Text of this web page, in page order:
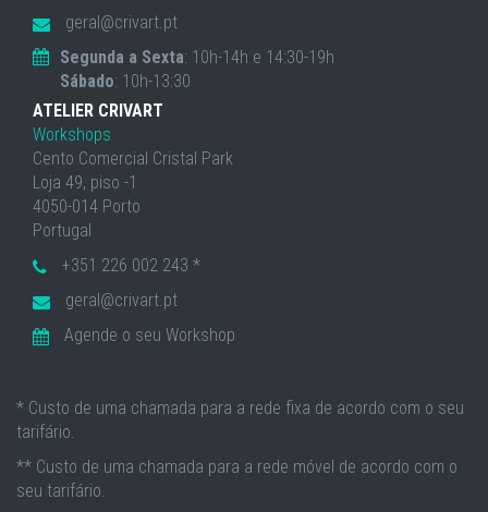
geral@crivart.pt
Segunda a Sexta: 10h-14h e 14:30-19h
Sábado: 10h-13:30
ATELIER CRIVART
Workshops
Cento Comercial Cristal Park
Loja 49, piso -1
4050-014 Porto
Portugal
+351 226 002 243 *
geral@crivart.pt
Agende o seu Workshop
* Custo de uma chamada para a rede fixa de acordo com o seu
tarifário.
** Custo de uma chamada para a rede móvel de acordo com o
seu tarifário.